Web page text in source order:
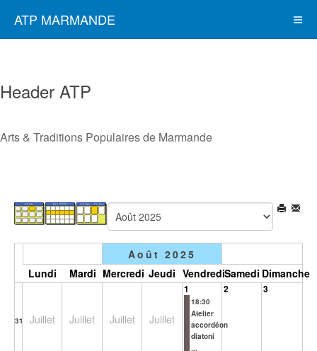
ATP MARMANDE
Header ATP
Arts & Traditions Populaires de Marmande
Août 2025
Lundi
Mardi Mercredi Jeudi VendrediSamedi Dimanche
31 Juillet Juillet Juillet Juillet
1
18:30
Atelier
accordéon
diatoni
...
2 3